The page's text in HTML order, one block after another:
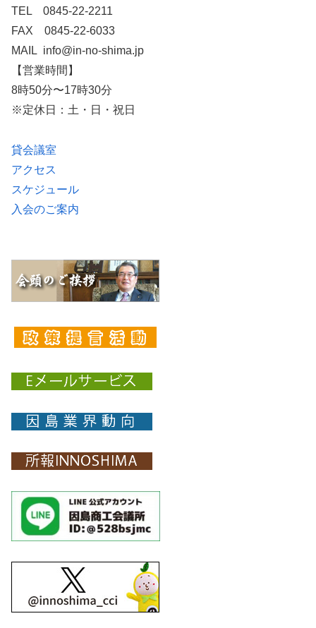
TEL 0845-22-2211
FAX 0845-22-6033
MAIL info@in-no-shima.jp
【営業時間】
8時50分〜17時30分
※定休日：土・日・祝日
貸会議室
アクセス
スケジュール
入会のご案内